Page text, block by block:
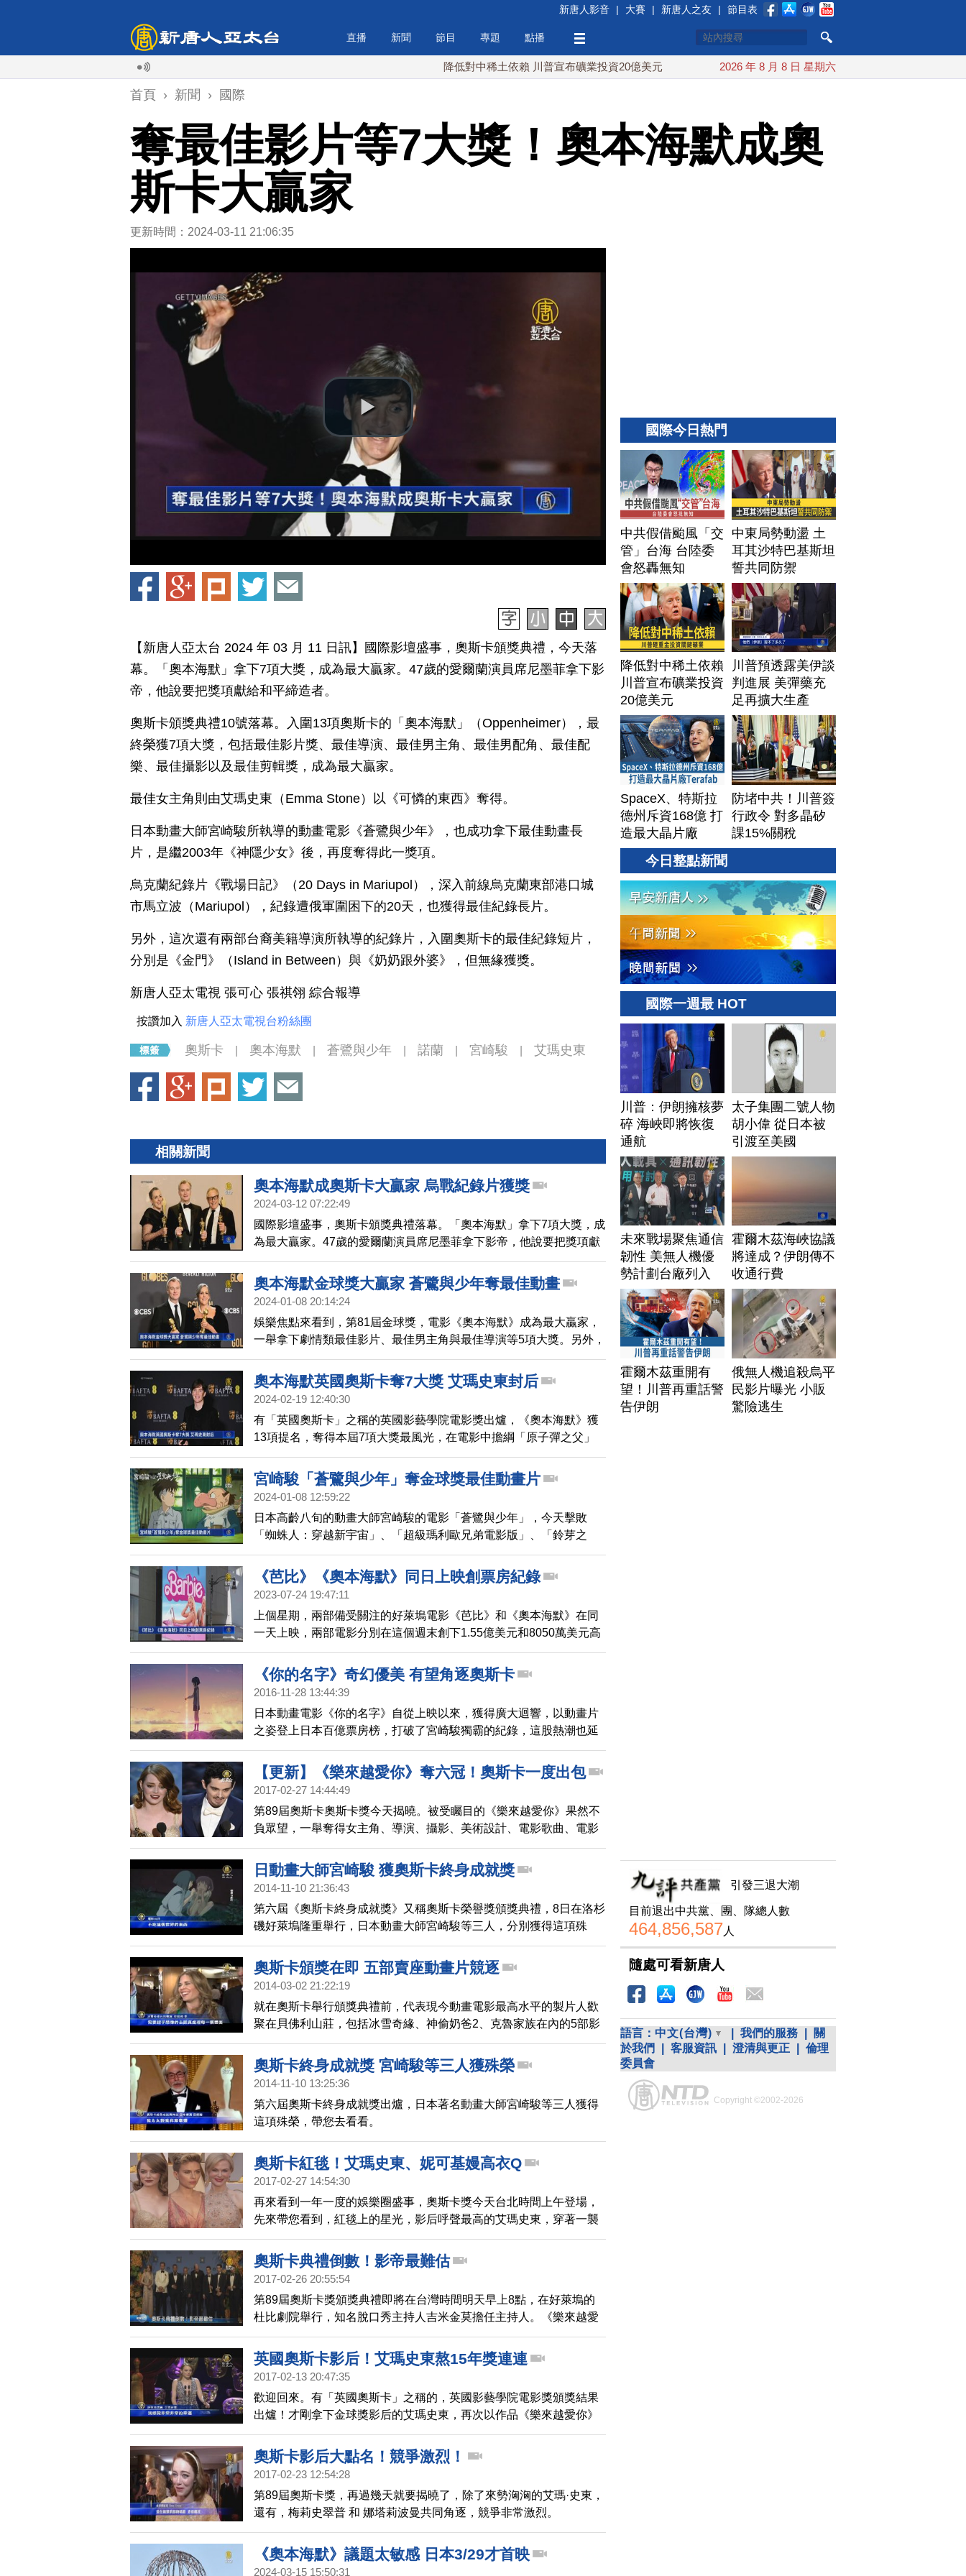
新唐人影音 | 大賽 | 新唐人之友 | 節目表
直播 新聞 節目 專題 點播
降低對中稀土依賴 川普宣布礦業投資20億美元 中東局勢動盪 土耳其沙特巴基斯坦誓共同防禦
2026 年 8 月 8 日 星期六
首頁 › 新聞 › 國際
奪最佳影片等7大獎！奧本海默成奧
斯卡大贏家
更新時間：2024-03-11 21:06:35
【新唐人亞太台 2024 年 03 月 11 日訊】國際影壇盛事，奧斯卡頒獎典禮，今天落
幕。「奧本海默」拿下7項大獎，成為最大贏家。47歲的愛爾蘭演員席尼墨菲拿下影
帝，他說要把獎項獻給和平締造者。
奧斯卡頒獎典禮10號落幕。入圍13項奧斯卡的「奧本海默」（Oppenheimer），最
終榮獲7項大獎，包括最佳影片獎、最佳導演、最佳男主角、最佳男配角、最佳配
樂、最佳攝影以及最佳剪輯獎，成為最大贏家。
最佳女主角則由艾瑪史東（Emma Stone）以《可憐的東西》奪得。
日本動畫大師宮崎駿所執導的動畫電影《蒼鷺與少年》，也成功拿下最佳動畫長
片，是繼2003年《神隱少女》後，再度奪得此一獎項。
烏克蘭紀錄片《戰場日記》（20 Days in Mariupol），深入前線烏克蘭東部港口城
市馬立波（Mariupol），紀錄遭俄軍圍困下的20天，也獲得最佳紀錄長片。
另外，這次還有兩部台裔美籍導演所執導的紀錄片，入圍奧斯卡的最佳紀錄短片，
分別是《金門》（Island in Between）與《奶奶跟外婆》，但無緣獲獎。
新唐人亞太電視 張可心 張祺翎 綜合報導
按讚加入 新唐人亞太電視台粉絲團
奧斯卡 奧本海默 蒼鷺與少年 諾蘭 宮崎駿 艾瑪史東
相關新聞
奧本海默成奧斯卡大贏家 烏戰紀錄片獲獎
2024-03-12 07:22:49
國際影壇盛事，奧斯卡頒獎典禮落幕。「奧本海默」拿下7項大獎，成
為最大贏家。47歲的愛爾蘭演員席尼墨菲拿下影帝，他說要把獎項獻
給和平締造者。另外，奧斯卡最佳紀錄長片，由烏克蘭電影拿下，製
作人柴諾夫表示，他寧願以這座獎盃換得他的國家無戰事。
奧本海默金球獎大贏家 蒼鷺與少年奪最佳動畫
2024-01-08 20:14:24
娛樂焦點來看到，第81屆金球獎，電影《奧本海默》成為最大贏家，
一舉拿下劇情類最佳影片、最佳男主角與最佳導演等5項大獎。另外，
最佳動畫片則由宮崎駿電影《蒼鷺與少年》奪得，吉卜力工作室製作
人也希望這個好消息，能為近期的日本帶來點笑容。
奧本海默英國奧斯卡奪7大獎 艾瑪史東封后
2024-02-19 12:40:30
有「英國奧斯卡」之稱的英國影藝學院電影獎出爐，《奧本海默》獲
13項提名，奪得本屆7項大獎最風光，在電影中擔綱「原子彈之父」
奧本海默的席尼墨菲奪下影帝、克里斯多福諾蘭拿下最佳導演。另
外，演員艾瑪史東以黑色喜劇《可憐的東西》奪下影后。她2017年就
曾以《樂來越愛你》拿下同個獎項。電影《可憐的東西》則奪得本屆
宮崎駿「蒼鷺與少年」奪金球獎最佳動畫片
2024-01-08 12:59:22
日本高齡八旬的動畫大師宮崎駿的電影「蒼鷺與少年」，今天擊敗
「蜘蛛人：穿越新宇宙」、「超級瑪利歐兄弟電影版」、「鈴芽之
旅」等，在金球獎頒獎典禮獲頒「最佳動畫片獎」。「蒼鷺與少年」
的勝出，對日本電影產業可說是莫大的鼓舞，並一改這個獎項歷年來
大多由皮克斯與迪士尼動畫輪流稱霸的局面。
《芭比》《奧本海默》同日上映創票房紀錄
2023-07-24 19:47:11
上個星期，兩部備受關注的好萊塢電影《芭比》和《奧本海默》在同
一天上映，兩部電影分別在這個週末創下1.55億美元和8050萬美元高
票房紀錄。業界估計，有20萬人在同一天，一口氣看完了這兩部電
影。
《你的名字》奇幻優美 有望角逐奧斯卡
2016-11-28 13:44:39
日本動畫電影《你的名字》自從上映以來，獲得廣大迴響，以動畫片
之姿登上日本百億票房榜，打破了宮崎駿獨霸的紀錄，這股熱潮也延
燒到台灣及全球各地，更通過了奧斯卡最佳動畫片初選，可望贏得正
式提名。
【更新】《樂來越愛你》奪六冠！奧斯卡一度出包
2017-02-27 14:44:49
第89屆奧斯卡奧斯卡獎今天揭曉。被受矚目的《樂來越愛你》果然不
負眾望，一舉奪得女主角、導演、攝影、美術設計、電影歌曲、電影
配樂等六項大獎，是本屆最大贏家。其中達米恩查澤雷以32歲之姿，
成為有史以來最年輕的導演得主，寫下奧斯卡89年來的新紀錄！至於
大獎最佳影片則擺烏龍，一度先頒給《樂來越愛你》，最後卻發現拿
日動畫大師宮崎駿 獲奧斯卡終身成就獎
2014-11-10 21:36:43
第六屆《奧斯卡終身成就獎》又稱奧斯卡榮譽獎頒獎典禮，8日在洛杉
磯好萊塢隆重舉行，日本動畫大師宮崎駿等三人，分別獲得這項殊
榮。宮崎駿說，雖然今後不會再創作長篇作品，但會盡所能創作短
篇。
奧斯卡頒獎在即 五部賣座動畫片競逐
2014-03-02 21:22:19
就在奧斯卡舉行頒獎典禮前，代表現今動畫電影最高水平的製片人歡
聚在貝佛利山莊，包括冰雪奇緣、神偷奶爸2、克魯家族在內的5部影
片，將角逐本屆奧斯卡最佳動畫片獎。
奧斯卡終身成就獎 宮崎駿等三人獲殊榮
2014-11-10 13:25:36
第六屆奧斯卡終身成就獎出爐，日本著名動畫大師宮崎駿等三人獲得
這項殊榮，帶您去看看。
奧斯卡紅毯！艾瑪史東、妮可基嫚高衣Q
2017-02-27 14:54:30
再來看到一年一度的娛樂圈盛事，奧斯卡獎今天台北時間上午登場，
先來帶您看到，紅毯上的星光，影后呼聲最高的艾瑪史東，穿著一襲
香檳色刺繡禮服，裙襬層層流蘇展現飄逸感。
奧斯卡典禮倒數！影帝最難估
2017-02-26 20:55:54
第89屆奧斯卡獎頒獎典禮即將在台灣時間明天早上8點，在好萊塢的
杜比劇院舉行，知名脫口秀主持人吉米金莫擔任主持人。《樂來越愛
你》入圍奧斯卡獎14項提名追平《鐵達尼號》紀錄，有機會奪得《最
佳影片》並一舉橫掃今年的奧斯卡獎。但根據今年奧斯卡獎賭盤，今
年的影帝最難預估。
英國奧斯卡影后！艾瑪史東熬15年獎連連
2017-02-13 20:47:35
歡迎回來。有「英國奧斯卡」之稱的，英國影藝學院電影獎頒獎結果
出爐！才剛拿下金球獎影后的艾瑪史東，再次以作品《樂來越愛你》
拿下影后寶座；從影15年的她，這個月底還要問鼎奧斯卡影后。
奧斯卡影后大點名！競爭激烈！
2017-02-23 12:54:28
第89屆奧斯卡獎，再過幾天就要揭曉了，除了來勢洶洶的艾瑪·史東，
還有，梅莉史翠普 和 娜塔莉波曼共同角逐，競爭非常激烈。
《奧本海默》議題太敏感 日本3/29才首映
2024-03-15 15:50:31
國際今日熱門
中共假借颱風「交
管」台海 台陸委
會怒轟無知
中東局勢動盪 土
耳其沙特巴基斯坦
誓共同防禦
降低對中稀土依賴
川普宣布礦業投資
20億美元
川普預透露美伊談
判進展 美彈藥充
足再擴大生產
SpaceX、特斯拉
德州斥資168億 打
造最大晶片廠
Terafab
防堵中共！川普簽
行政令 對多晶矽
課15%關稅
今日整點新聞
國際一週最 HOT
川普：伊朗擁核夢
碎 海峽即將恢復
通航
太子集團二號人物
胡小偉 從日本被
引渡至美國
未來戰場聚焦通信
韌性 美無人機優
勢計劃台廠列入
霍爾木茲海峽協議
將達成？伊朗傳不
收通行費
霍爾木茲重開有
望！川普再重話警
告伊朗
俄無人機追殺烏平
民影片曝光 小販
驚險逃生
引發三退大潮
目前退出中共黨、團、隊總人數
464,856,587人
隨處可看新唐人
語言： 中文(台灣) 我們的服務
關
於我們
客服資訊 澄清與更正
倫理
委員會
Copyright ©2002-2026